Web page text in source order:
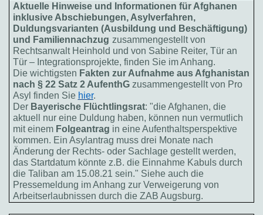
Aktuelle Hinweise und Informationen für Afghanen
inklusive Abschiebungen, Asylverfahren,
Duldungsvarianten (Ausbildung und Beschäftigung)
und Familiennachzug zusammengestellt von
Rechtsanwalt Heinhold und von Sabine Reiter, Tür an
Tür – Integrationsprojekte, finden Sie im Anhang.
Die wichtigsten Fakten zur Aufnahme aus Afghanistan
nach § 22 Satz 2 AufenthGzusammengestellt von Pro
Asyl finden Sie hier.
Der Bayerische Flüchtlingsrat: "die Afghanen, die
aktuell nur eine Duldung haben, können nun vermutlich
mit einem Folgeantrag in eine Aufenthaltsperspektive
kommen. Ein Asylantrag muss drei Monate nach
Änderung der Rechts- oder Sachlage gestellt werden,
das Startdatum könnte z.B. die Einnahme Kabuls durch
die Taliban am 15.08.21 sein." Siehe auch die
Pressemeldung im Anhang zur Verweigerung von
Arbeitserlaubnissen durch die ZAB Augsburg.